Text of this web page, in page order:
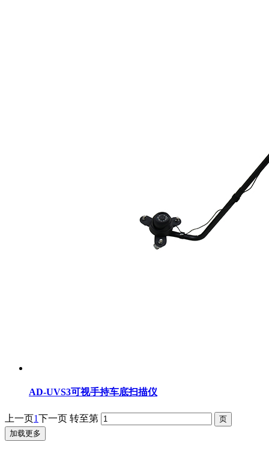
AD-UVS3可视手持车底扫描仪
上一页1下一页 转至第
加载更多